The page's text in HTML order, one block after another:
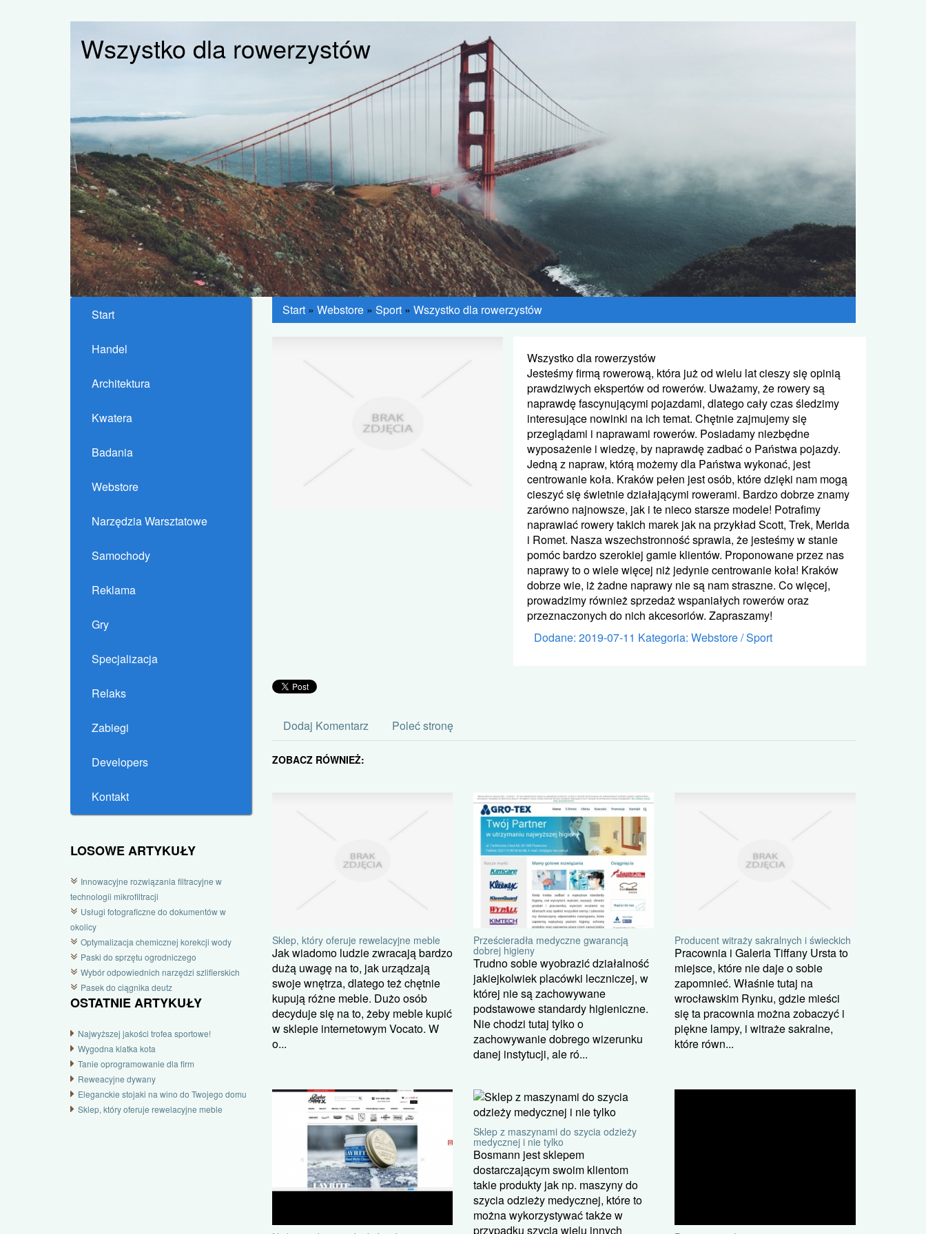
Wszystko dla rowerzystów
Start
Handel
Architektura
Kwatera
Badania
Webstore
Narzędzia Warsztatowe
Samochody
Reklama
Gry
Specjalizacja
Relaks
Zabiegi
Developers
Kontakt
LOSOWE ARTYKUŁY
Innowacyjne rozwiązania filtracyjne w
technologii mikrofiltracji
Usługi fotograficzne do dokumentów w
okolicy
Optymalizacja chemicznej korekcji wody
Paski do sprzętu ogrodniczego
Wybór odpowiednich narzędzi szlifierskich
Pasek do ciągnika deutz
OSTATNIE ARTYKUŁY
Najwyższej jakości trofea sportowe!
Wygodna klatka kota
Tanie oprogramowanie dla firm
Reweacyjne dywany
Eleganckie stojaki na wino do Twojego domu
Sklep, który oferuje rewelacyjne meble
Start» Webstore» Sport» Wszystko dla rowerzystów
Wszystko dla rowerzystów
Jesteśmy firmą rowerową, która już od wielu lat cieszy się opinią
prawdziwych ekspertów od rowerów. Uważamy, że rowery są
naprawdę fascynującymi pojazdami, dlatego cały czas śledzimy
interesujące nowinki na ich temat. Chętnie zajmujemy się
przeglądami i naprawami rowerów. Posiadamy niezbędne
wyposażenie i wiedzę, by naprawdę zadbać o Państwa pojazdy.
Jedną z napraw, którą możemy dla Państwa wykonać, jest
centrowanie koła. Kraków pełen jest osób, które dzięki nam mogą
cieszyć się świetnie działającymi rowerami. Bardzo dobrze znamy
zarówno najnowsze, jak i te nieco starsze modele! Potrafimy
naprawiać rowery takich marek jak na przykład Scott, Trek, Merida
i Romet. Nasza wszechstronność sprawia, że jesteśmy w stanie
pomóc bardzo szerokiej gamie klientów. Proponowane przez nas
naprawy to o wiele więcej niż jedynie centrowanie koła! Kraków
dobrze wie, iż żadne naprawy nie są nam straszne. Co więcej,
prowadzimy również sprzedaż wspaniałych rowerów oraz
przeznaczonych do nich akcesoriów. Zapraszamy!
Dodane: 2019-07-11 Kategoria: Webstore / Sport
Dodaj Komentarz Poleć stronę
ZOBACZ RÓWNIEŻ:
Sklep, który oferuje rewelacyjne meble
Jak wiadomo ludzie zwracają bardzo
dużą uwagę na to, jak urządzają
swoje wnętrza, dlatego też chętnie
kupują różne meble. Dużo osób
decyduje się na to, żeby meble kupić
w sklepie internetowym Vocato. W
o...
Prześcieradła medyczne gwarancją
dobrej higieny
Trudno sobie wyobrazić działalność
jakiejkolwiek placówki leczniczej, w
której nie są zachowywane
podstawowe standardy higieniczne.
Nie chodzi tutaj tylko o
zachowywanie dobrego wizerunku
danej instytucji, ale ró...
Producent witraży sakralnych i świeckich
Pracownia i Galeria Tiffany Ursta to
miejsce, które nie daje o sobie
zapomnieć. Właśnie tutaj na
wrocławskim Rynku, gdzie mieści
się ta pracownia można zobaczyć i
piękne lampy, i witraże sakralne,
które równ...
Sklep z maszynami do szycia odzieży
medycznej i nie tylko
Bosmann jest sklepem
dostarczającym swoim klientom
takie produkty jak np. maszyny do
szycia odzieży medycznej, które to
można wykorzystywać także w
przypadku szycia wielu innych